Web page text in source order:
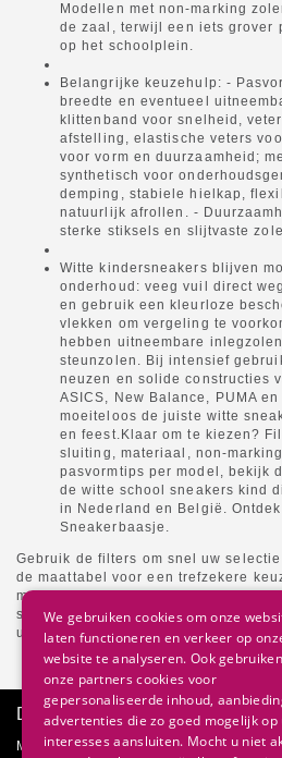
Modellen met non-marking
de zaal, terwijl een iets grover
op het schoolplein.
Belangrijke keuzehulp: -
breedte en eventueel
klittenband voor snelheid,
afstelling, elastische veters
voor vorm en duurzaamheid;
synthetisch voor
demping, stabiele hielkap,
natuurlijk afrollen. -
sterke stiksels en slijtvaste
Witte kindersneakers blijven
onderhoud: veeg vuil direct
en gebruik een kleurloze
vlekken om vergeling te
hebben uitneembare
steunzolen. Bij intensief
neuzen en solide constructies
ASICS, New Balance, PUMA
moeiteloos de juiste witte
en feest.Klaar om te kiezen?
sluiting, materiaal, non-
pasvormtips per model, bekijk
de witte school sneakers kind
in Nederland en België.
Sneakerbaasje.
Gebruik de filters om snel uw
de maattabel voor een trefzekere
maten? Kies doorgaans de grotere
sokken. Ontdek vandaag nog de
uw zoon of dochter bij
Direct advies
Mail onze klantenservice
We gebruiken cookies om onze
laten functioneren en verkeer op
website te analyseren. Ook
onze partners cookies voor
gepersonaliseerde inhoud,
advertenties die zo goed mogelijk op
interesses aansluiten. Mocht u niet